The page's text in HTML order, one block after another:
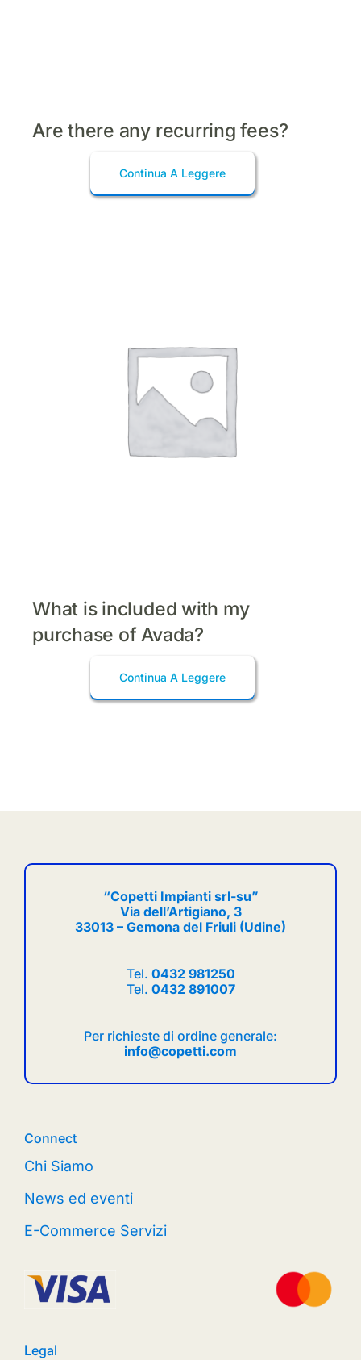
Are there any recurring fees?
Continua A Leggere
What is included with my
purchase of Avada?
Continua A Leggere
“Copetti Impianti srl-su”
Via dell’Artigiano, 3
33013 – Gemona del Friuli (Udine)
Tel. 0432 981250
Tel. 0432 891007
Per richieste di ordine generale:
info@copetti.com
Connect
Chi Siamo
News ed eventi
E-Commerce Servizi
Legal